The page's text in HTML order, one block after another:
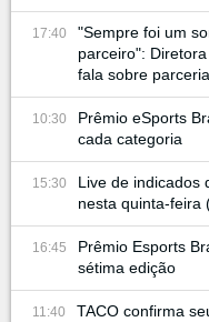
17:40
"Sempre foi um
parceiro":
fala sobre
10:30
Prêmio eSports
cada categoria
15:30
Live de indicados
nesta quinta-feira
16:45
Prêmio Esports
sétima edição
11:40 TACO confirma